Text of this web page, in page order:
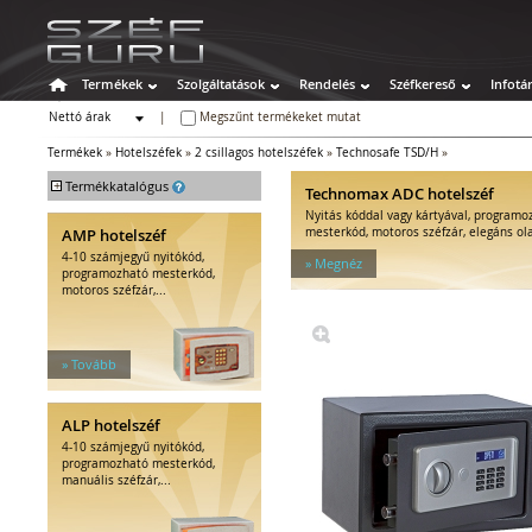
Termékek Szolgáltatások Rendelés Széfkereső Infotár
Nettó árak
Megszűnt termékeket mutat
Termékek » Hotelszéfek » 2 csillagos hotelszéfek » Technosafe TSD/H »
+ Termékkatalógus
Értékszéfek
Tűzálló széfek
Speciális széfek
Fegyverszekrények
2 csillagos hotelszéfek
3 csillagos hotelszéfek
4 csillagos hotelszéfek
5 csillagos hotelszéfek
Kiegészítők hotelszéfhez
Egyéb tárolók
Kiegészítők széfhez
AMP hotelszéf
4-10 számjegyű nyitókód,
programozható mesterkód,
motoros széfzár,...
» Tovább
ALP hotelszéf
4-10 számjegyű nyitókód,
programozható mesterkód,
manuális széfzár,...
Technomax ADC hotelszéf
Nyitás kóddal vagy kártyával,
mesterkód, motoros széfzár, elegáns
» Megnéz